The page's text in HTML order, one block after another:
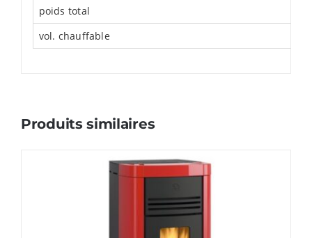
poids total
vol. chauffable
Produits similaires